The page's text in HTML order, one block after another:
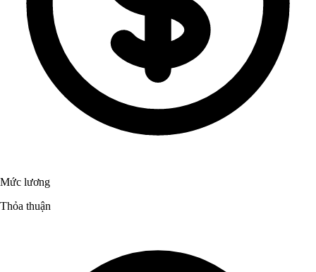
Mức lương
Thỏa thuận